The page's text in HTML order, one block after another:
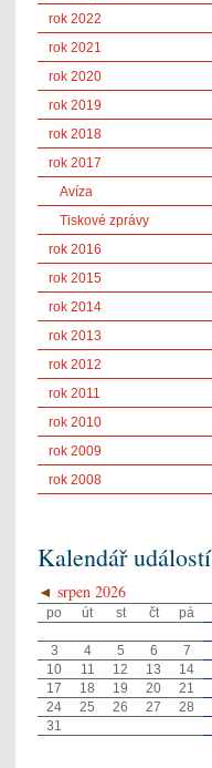
rok 2022
rok 2021
rok 2020
rok 2019
rok 2018
rok 2017
Avíza
Tiskové zprávy
rok 2016
rok 2015
rok 2014
rok 2013
rok 2012
rok 2011
rok 2010
rok 2009
rok 2008
Kalendář událostí
◄ srpen 2026
po út st čt pá
3
4 5 6 7
10
11 12 13 14
17
18 19 20 21
24
25 26 27 28
31